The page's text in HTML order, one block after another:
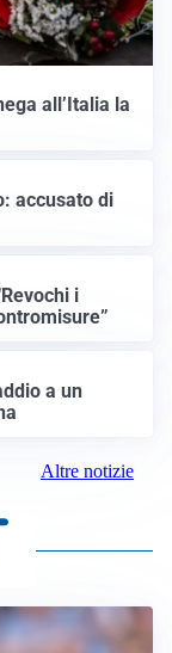
all’Italia la
accusato di
i
a un
Altre notizie